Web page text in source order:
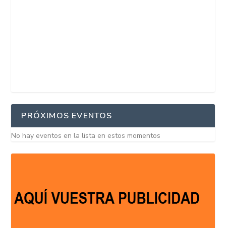
PRÓXIMOS EVENTOS
No hay eventos en la lista en estos momentos